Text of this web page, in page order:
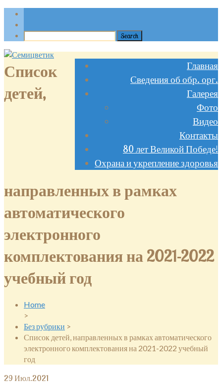
Главная
Сведения об обр. орг.
Галерея
Фото
Видео
Контакты
80 лет Великой Победе!
Охрана и укрепление здоровья
Список
детей,
направленных в рамках
автоматического
электронного
комплектования на 2021-2022
учебный год
Home
>
Без рубрики >
Список детей, направленных в рамках автоматического
электронного комплектования на 2021-2022 учебный
год
29 Июл.2021